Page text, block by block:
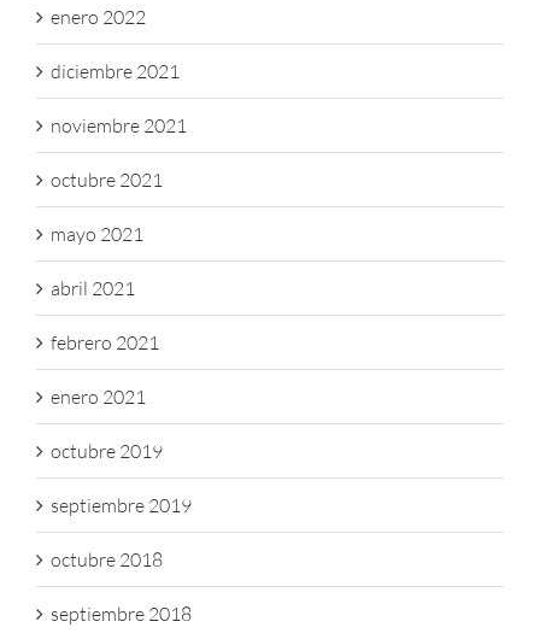
enero 2022
diciembre 2021
noviembre 2021
octubre 2021
mayo 2021
abril 2021
febrero 2021
enero 2021
octubre 2019
septiembre 2019
octubre 2018
septiembre 2018